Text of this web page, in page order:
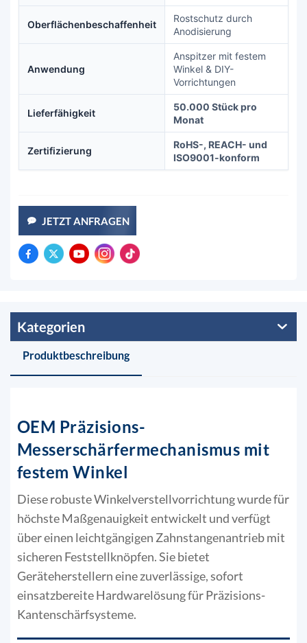
Oberflächenbeschaffenheit
Rostschutz durch
Anodisierung
Anwendung
Anspitzer mit festem
Winkel & DIY-
Vorrichtungen
Lieferfähigkeit
50.000 Stück pro
Monat
Zertifizierung
RoHS-, REACH- und
ISO9001-konform
JETZT ANFRAGEN
Kategorien
Produktbeschreibung
OEM Präzisions-
Messerschärfermechanismus mit
festem Winkel
Diese robuste Winkelverstellvorrichtung wurde für
höchste Maßgenauigkeit entwickelt und verfügt
über einen leichtgängigen Zahnstangenantrieb mit
sicheren Feststellknöpfen. Sie bietet
Geräteherstellern eine zuverlässige, sofort
einsatzbereite Hardwarelösung für Präzisions-
Kantenschärfsysteme.